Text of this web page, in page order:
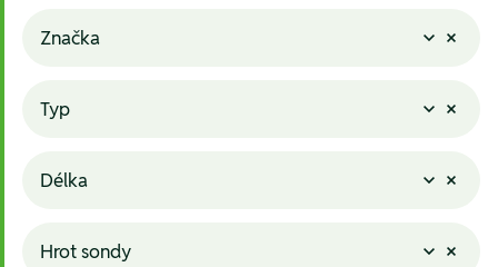
Značka
Typ
Délka
Hrot sondy